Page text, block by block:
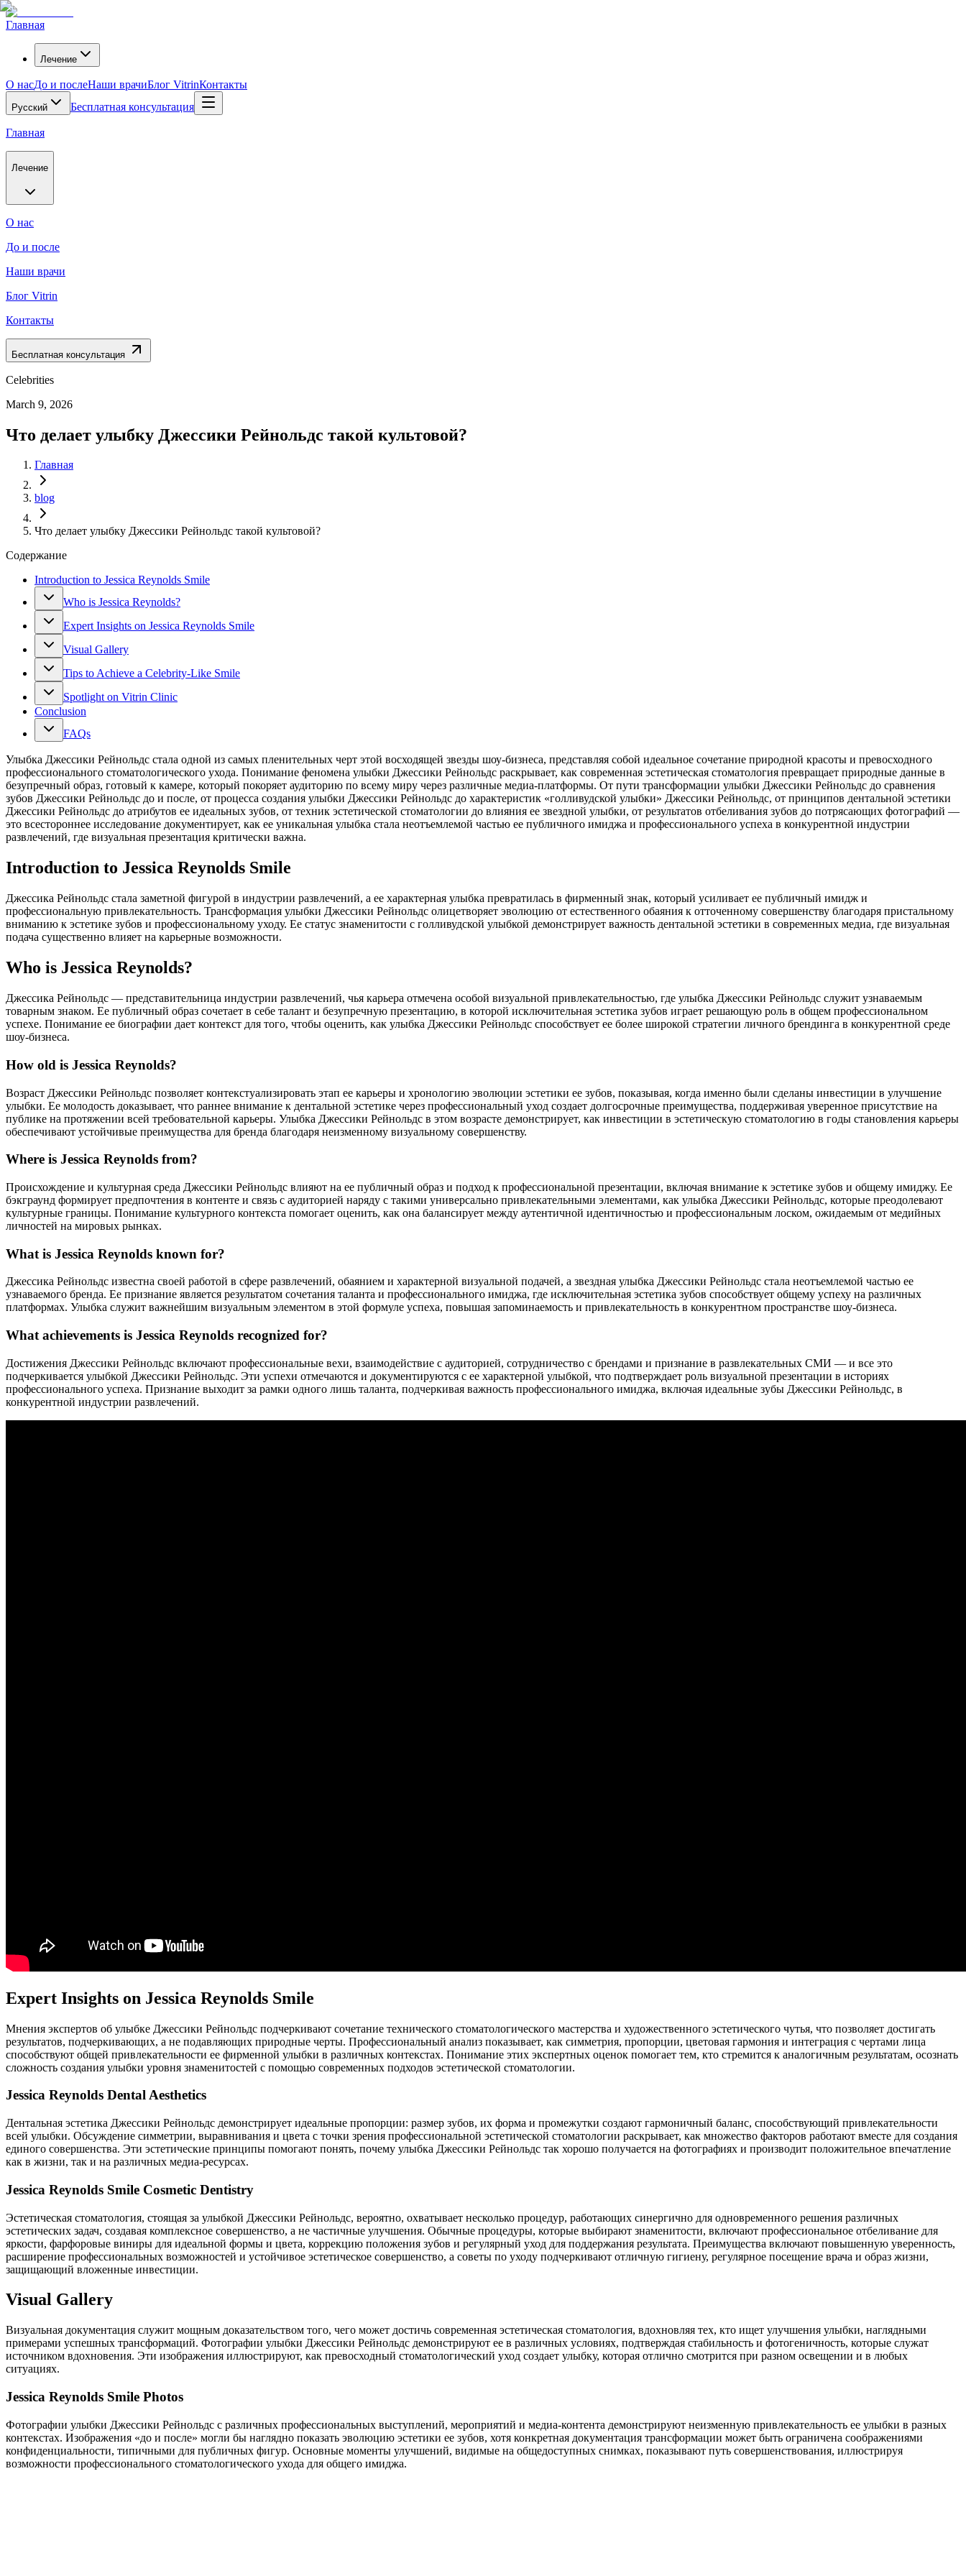
Главная
Лечение
О насДо и послеНаши врачиБлог VitrinКонтакты
Русский Бесплатная консультация
Главная
Лечение
О нас
До и после
Наши врачи
Блог Vitrin
Контакты
Бесплатная консультация
Celebrities
March 9, 2026
Что делает улыбку Джессики Рейнольдс такой культовой?
Главная
blog
Что делает улыбку Джессики Рейнольдс такой культовой?
Содержание
Introduction to Jessica Reynolds Smile
Who is Jessica Reynolds?
Expert Insights on Jessica Reynolds Smile
Visual Gallery
Tips to Achieve a Celebrity-Like Smile
Spotlight on Vitrin Clinic
Conclusion
FAQs
Улыбка Джессики Рейнольдс стала одной из самых пленительных черт этой восходящей звезды шоу-бизнеса, представляя собой идеальное сочетание природной красоты и превосходного
профессионального стоматологического ухода. Понимание феномена улыбки Джессики Рейнольдс раскрывает, как современная эстетическая стоматология превращает природные данные в
безупречный образ, готовый к камере, который покоряет аудиторию по всему миру через различные медиа-платформы. От пути трансформации улыбки Джессики Рейнольдс до сравнения
зубов Джессики Рейнольдс до и после, от процесса создания улыбки Джессики Рейнольдс до характеристик «голливудской улыбки» Джессики Рейнольдс, от принципов дентальной эстетики
Джессики Рейнольдс до атрибутов ее идеальных зубов, от техник эстетической стоматологии до влияния ее звездной улыбки, от результатов отбеливания зубов до потрясающих фотографий —
это всестороннее исследование документирует, как ее уникальная улыбка стала неотъемлемой частью ее публичного имиджа и профессионального успеха в конкурентной индустрии
развлечений, где визуальная презентация критически важна.
Introduction to Jessica Reynolds Smile
Джессика Рейнольдс стала заметной фигурой в индустрии развлечений, а ее характерная улыбка превратилась в фирменный знак, который усиливает ее публичный имидж и
профессиональную привлекательность. Трансформация улыбки Джессики Рейнольдс олицетворяет эволюцию от естественного обаяния к отточенному совершенству благодаря пристальному
вниманию к эстетике зубов и профессиональному уходу. Ее статус знаменитости с голливудской улыбкой демонстрирует важность дентальной эстетики в современных медиа, где визуальная
подача существенно влияет на карьерные возможности.
Who is Jessica Reynolds?
Джессика Рейнольдс — представительница индустрии развлечений, чья карьера отмечена особой визуальной привлекательностью, где улыбка Джессики Рейнольдс служит узнаваемым
товарным знаком. Ее публичный образ сочетает в себе талант и безупречную презентацию, в которой исключительная эстетика зубов играет решающую роль в общем профессиональном
успехе. Понимание ее биографии дает контекст для того, чтобы оценить, как улыбка Джессики Рейнольдс способствует ее более широкой стратегии личного брендинга в конкурентной среде
шоу-бизнеса.
How old is Jessica Reynolds?
Возраст Джессики Рейнольдс позволяет контекстуализировать этап ее карьеры и хронологию эволюции эстетики ее зубов, показывая, когда именно были сделаны инвестиции в улучшение
улыбки. Ее молодость доказывает, что раннее внимание к дентальной эстетике через профессиональный уход создает долгосрочные преимущества, поддерживая уверенное присутствие на
публике на протяжении всей требовательной карьеры. Улыбка Джессики Рейнольдс в этом возрасте демонстрирует, как инвестиции в эстетическую стоматологию в годы становления карьеры
обеспечивают устойчивые преимущества для бренда благодаря неизменному визуальному совершенству.
Where is Jessica Reynolds from?
Происхождение и культурная среда Джессики Рейнольдс влияют на ее публичный образ и подход к профессиональной презентации, включая внимание к эстетике зубов и общему имиджу. Ее
бэкграунд формирует предпочтения в контенте и связь с аудиторией наряду с такими универсально привлекательными элементами, как улыбка Джессики Рейнольдс, которые преодолевают
культурные границы. Понимание культурного контекста помогает оценить, как она балансирует между аутентичной идентичностью и профессиональным лоском, ожидаемым от медийных
личностей на мировых рынках.
What is Jessica Reynolds known for?
Джессика Рейнольдс известна своей работой в сфере развлечений, обаянием и характерной визуальной подачей, а звездная улыбка Джессики Рейнольдс стала неотъемлемой частью ее
узнаваемого бренда. Ее признание является результатом сочетания таланта и профессионального имиджа, где исключительная эстетика зубов способствует общему успеху на различных
платформах. Улыбка служит важнейшим визуальным элементом в этой формуле успеха, повышая запоминаемость и привлекательность в конкурентном пространстве шоу-бизнеса.
What achievements is Jessica Reynolds recognized for?
Достижения Джессики Рейнольдс включают профессиональные вехи, взаимодействие с аудиторией, сотрудничество с брендами и признание в развлекательных СМИ — и все это
подчеркивается улыбкой Джессики Рейнольдс. Эти успехи отмечаются и документируются с ее характерной улыбкой, что подтверждает роль визуальной презентации в историях
профессионального успеха. Признание выходит за рамки одного лишь таланта, подчеркивая важность профессионального имиджа, включая идеальные зубы Джессики Рейнольдс, в
конкурентной индустрии развлечений.
Expert Insights on Jessica Reynolds Smile
Мнения экспертов об улыбке Джессики Рейнольдс подчеркивают сочетание технического стоматологического мастерства и художественного эстетического чутья, что позволяет достигать
результатов, подчеркивающих, а не подавляющих природные черты. Профессиональный анализ показывает, как симметрия, пропорции, цветовая гармония и интеграция с чертами лица
способствуют общей привлекательности ее фирменной улыбки в различных контекстах. Понимание этих экспертных оценок помогает тем, кто стремится к аналогичным результатам, осознать
сложность создания улыбки уровня знаменитостей с помощью современных подходов эстетической стоматологии.
Jessica Reynolds Dental Aesthetics
Дентальная эстетика Джессики Рейнольдс демонстрирует идеальные пропорции: размер зубов, их форма и промежутки создают гармоничный баланс, способствующий привлекательности
всей улыбки. Обсуждение симметрии, выравнивания и цвета с точки зрения профессиональной эстетической стоматологии раскрывает, как множество факторов работают вместе для создания
единого совершенства. Эти эстетические принципы помогают понять, почему улыбка Джессики Рейнольдс так хорошо получается на фотографиях и производит положительное впечатление
как в жизни, так и на различных медиа-ресурсах.
Jessica Reynolds Smile Cosmetic Dentistry
Эстетическая стоматология, стоящая за улыбкой Джессики Рейнольдс, вероятно, охватывает несколько процедур, работающих синергично для одновременного решения различных
эстетических задач, создавая комплексное совершенство, а не частичные улучшения. Обычные процедуры, которые выбирают знаменитости, включают профессиональное отбеливание для
яркости, фарфоровые виниры для идеальной формы и цвета, коррекцию положения зубов и регулярный уход для поддержания результата. Преимущества включают повышенную уверенность,
расширение профессиональных возможностей и устойчивое эстетическое совершенство, а советы по уходу подчеркивают отличную гигиену, регулярное посещение врача и образ жизни,
защищающий вложенные инвестиции.
Visual Gallery
Визуальная документация служит мощным доказательством того, чего может достичь современная эстетическая стоматология, вдохновляя тех, кто ищет улучшения улыбки, наглядными
примерами успешных трансформаций. Фотографии улыбки Джессики Рейнольдс демонстрируют ее в различных условиях, подтверждая стабильность и фотогеничность, которые служат
источником вдохновения. Эти изображения иллюстрируют, как превосходный стоматологический уход создает улыбку, которая отлично смотрится при разном освещении и в любых
ситуациях.
Jessica Reynolds Smile Photos
Фотографии улыбки Джессики Рейнольдс с различных профессиональных выступлений, мероприятий и медиа-контента демонстрируют неизменную привлекательность ее улыбки в разных
контекстах. Изображения «до и после» могли бы наглядно показать эволюцию эстетики ее зубов, хотя конкретная документация трансформации может быть ограничена соображениями
конфиденциальности, типичными для публичных фигур. Основные моменты улучшений, видимые на общедоступных снимках, показывают путь совершенствования, иллюстрируя
возможности профессионального стоматологического ухода для общего имиджа.